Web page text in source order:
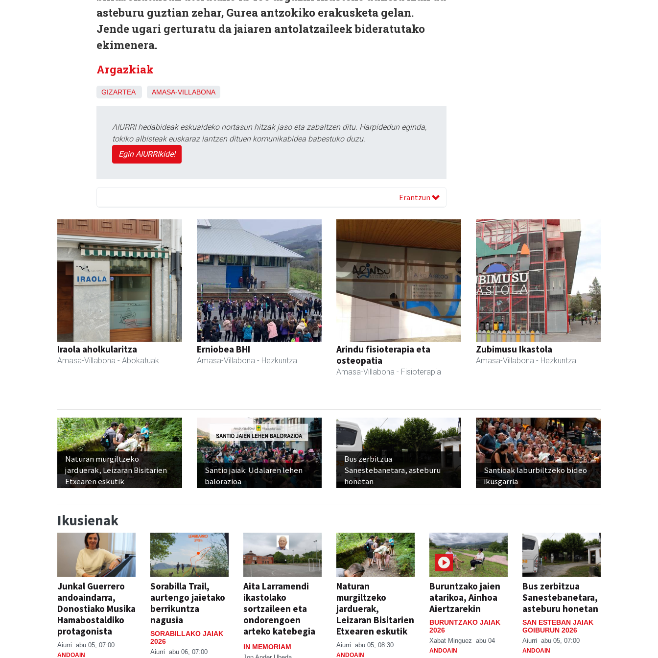
asteburu guztian zehar, Gurea antzokiko erakusketa gelan.
Jende ugari gerturatu da jaiaren antolatzaileek bideratutako
ekimenera.
Argazkiak
GIZARTEA AMASA-VILLABONA
AIURRI hedabideak eskualdeko nortasun hitzak jaso eta zabaltzen ditu. Harpidedun eginda,
tokiko albisteak euskaraz lantzen dituen komunikabidea babestuko duzu.
Egin AIURRIkide!
Erantzun
Iraola aholkularitza
Amasa-Villabona - Abokatuak
Erniobea BHI
Amasa-Villabona - Hezkuntza
Arindu fisioterapia eta
osteopatia
Amasa-Villabona - Fisioterapia
Zubimusu Ikastola
Amasa-Villabona - Hezkuntza
Naturan murgiltzeko
jarduerak, Leizaran Bisitarien
Etxearen eskutik
Santio jaiak: Udalaren lehen
balorazioa
Bus zerbitzua
Sanestebanetara, asteburu
honetan
Santioak laburbiltzeko bideo
ikusgarria
Ikusienak
Junkal Guerrero
andoaindarra,
Donostiako Musika
Hamabostaldiko
protagonista
Aiurri abu 05, 07:00
ANDOAIN
Sorabilla Trail,
aurtengo jaietako
berrikuntza
nagusia
SORABILLAKO JAIAK
2026
Aiurri abu 06, 07:00
Aita Larramendi
ikastolako
sortzaileen eta
ondorengoen
arteko katebegia
IN MEMORIAM
Naturan
murgiltzeko
jarduerak,
Leizaran Bisitarien
Etxearen eskutik
Aiurri abu 05, 08:30
ANDOAIN
Buruntzako jaien
atarikoa, Ainhoa
Aiertzarekin
BURUNTZAKO JAIAK
2026
Xabat Minguez abu 04
ANDOAIN
Bus zerbitzua
Sanestebanetara,
asteburu honetan
SAN ESTEBAN JAIAK
GOIBURUN 2026
Aiurri abu 05, 07:00
ANDOAIN